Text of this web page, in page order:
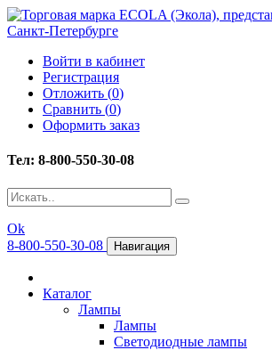
Войти в кабинет
Регистрация
Отложить (0)
Сравнить (0)
Оформить заказ
Тел: 8-800-550-30-08
Ok
8-800-550-30-08
Навигация
Каталог
Лампы
Лампы
Светодиодные лампы